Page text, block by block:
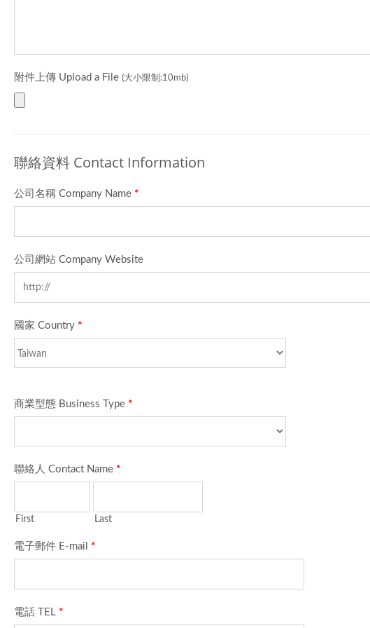
附件上傳 Upload a File (大小限制:10mb)
聯絡資料 Contact Information
公司名稱 Company Name *
公司網站 Company Website
國家 Country *
商業型態 Business Type *
聯絡人 Contact Name *
First Last
電子郵件 E-mail *
電話 TEL *